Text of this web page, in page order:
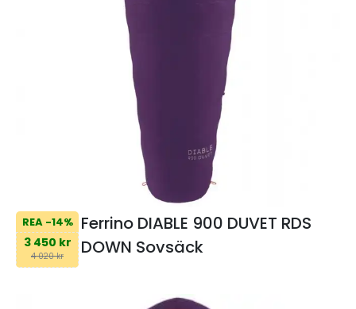
REA -14%
3 450 kr
4 020 kr
Ferrino DIABLE 900 DUVET RDS
DOWN Sovsäck